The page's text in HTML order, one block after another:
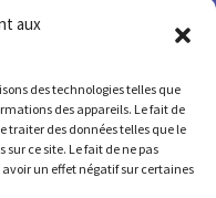
aux
des technologies telles que
des appareils. Le fait de
traiter des données telles que le
ce site. Le fait de ne pas
un effet négatif sur certaines